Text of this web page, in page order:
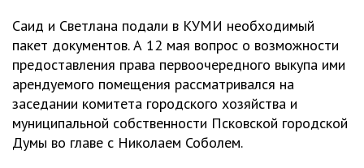
Саид и Светлана подали в КУМИ необходимый
пакет документов. А 12 мая вопрос о возможности
предоставления права первоочередного выкупа ими
арендуемого помещения рассматривался на
заседании комитета городского хозяйства и
муниципальной собственности Псковской городской
Думы во главе с Николаем Соболем.